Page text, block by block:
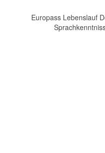
Europass Lebenslauf